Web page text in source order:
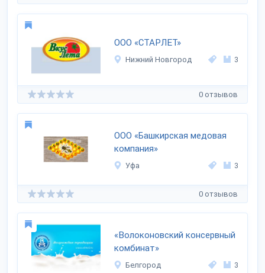
ООО «СТАРЛЕТ»
Нижний Новгород 3
0 отзывов
ООО «Башкирская медовая
компания»
Уфа 3
0 отзывов
«Волоконовский консервный
комбинат»
Белгород 3